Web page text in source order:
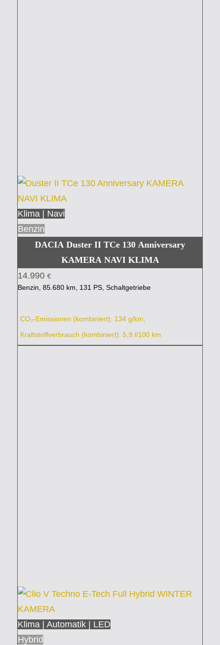
Klima | Navi
Benzin
DACIA Duster II TCe 130 Anniversary
KAMERA NAVI KLIMA
14.990 €
Benzin, 85.680 km, 131 PS, Schaltgetriebe
CO₂-Emissionen (kombiniert): 134 g/km,
Kraftstoffverbrauch (kombiniert): 5,9 l/100 km
Klima | Automatik | LED
Hybrid